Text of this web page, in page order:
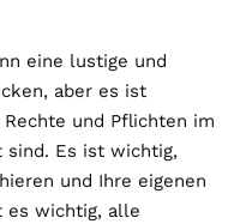
eine lustige und
aber es ist
und Pflichten im
sind. Es ist wichtig,
und Ihre eigenen
es wichtig, alle